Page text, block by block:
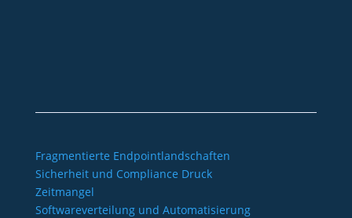
Fragmentierte Endpointlandschaften
Sicherheit und Compliance Druck
Zeitmangel
Softwareverteilung und Automatisierung